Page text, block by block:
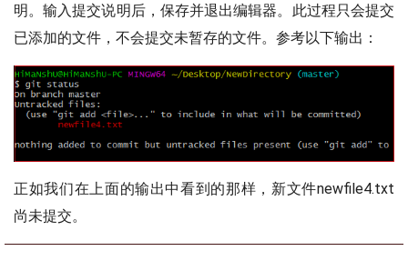
明。输入提交说明后，保存并退出编辑器。此过程只会提交
已添加的文件，不会提交未暂存的文件。参考以下输出：
正如我们在上面的输出中看到的那样，新文件newfile4.txt
尚未提交。